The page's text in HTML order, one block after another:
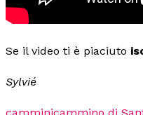
Se il video ti è piaciuto
Sylvié